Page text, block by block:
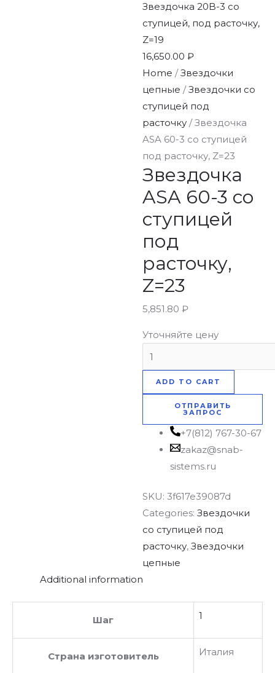
Звездочка 20B-3 со
ступицей, под расточку,
Z=19
16,650.00₽
Home /Звездочки
цепные /Звездочки со
ступицей под
расточку / Звездочка
ASA 60-3 со ступицей
под расточку, Z=23
Звездочка
ASA 60-3 со
ступицей
под
расточку,
Z=23
5,851.80₽
Уточняйте цену
ADD TO CART
ОТПРАВИТЬ
ЗАПРОС
+7(812) 767-30-67
zakaz@snab-
sistems.ru
SKU:3f617e39087d
Categories:Звездочки
со ступицей под
расточку,Звездочки
цепные
Additional information
Шаг 1
Страна изготовитель Италия